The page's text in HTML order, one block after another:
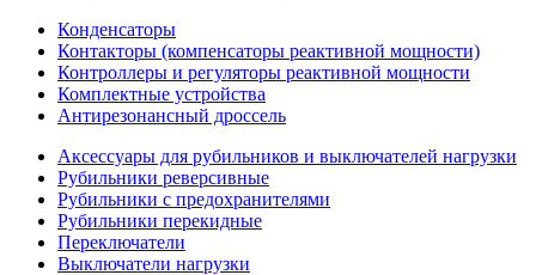
Конденсаторы
Контакторы (компенсаторы реактивной мощности)
Контроллеры и регуляторы реактивной мощности
Комплектные устройства
Антирезонансный дроссель
Аксессуары для рубильников и выключателей нагрузки
Рубильники реверсивные
Рубильники с предохранителями
Рубильники перекидные
Переключатели
Выключатели нагрузки